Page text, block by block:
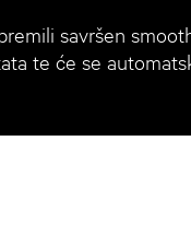
savršen
te će se